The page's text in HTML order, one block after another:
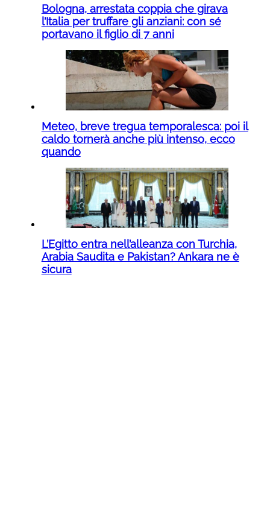
Bologna, arrestata coppia che girava
l’Italia per truffare gli anziani: con sé
portavano il figlio di 7 anni
Meteo, breve tregua temporalesca: poi il
caldo tornerà anche più intenso, ecco
quando
L’Egitto entra nell’alleanza con Turchia,
Arabia Saudita e Pakistan? Ankara ne è
sicura